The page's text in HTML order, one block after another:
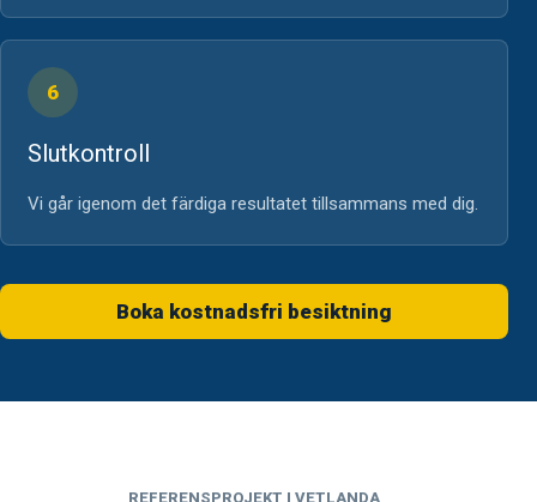
6
Slutkontroll
Vi går igenom det färdiga resultatet tillsammans med dig.
Boka kostnadsfri besiktning
REFERENSPROJEKT I VETLANDA